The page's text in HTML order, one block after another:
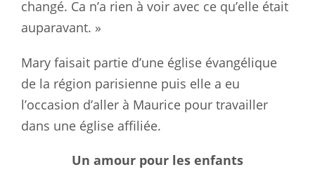
changé. Ca n’a rien à voir avec ce qu’elle était
auparavant. »
Mary faisait partie d’une église évangélique
de la région parisienne puis elle a eu
l’occasion d’aller à Maurice pour travailler
dans une église affiliée.
Un amour pour les enfants